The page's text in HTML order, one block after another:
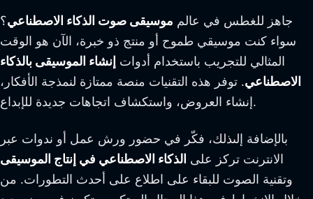
جاهز للغطس في عالم موسيقى صوت الذكاء الاصطناعي؟
سواء كنت موسيقي طموح أو منتج ذو خبرة، الآن هو الوقت
المثالي للتجريب باستخدام أدوات إنشاء الموسيقى بالذكاء
الاصطناعي. توفر هذه التقنيات منصة ممتازة لنمذجة الأفكار،
إنشاء العروض، واستكشاف اتجاهات جديدة للإبداع.
بالإضافة إلىذلك، فكّر في حضور ورش عمل أو ندوات عبر
الانترنت تركز على الذكاء الاصطناعي في إنتاج الموسيقى
وتقنية الصوت للبقاء على اطلاع على أحدث التطورات. من